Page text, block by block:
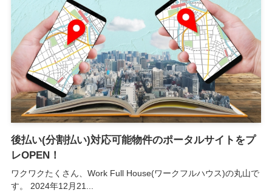
後払い(分割払い)対応可能物件のポータルサイトをプ
レOPEN！
ワクワクたくさん、Work Full House(ワークフルハウス)の丸山で
す。 2024年12月21...